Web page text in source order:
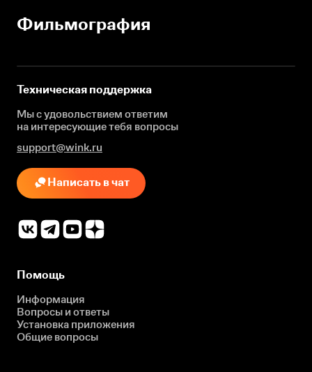
Фильмография
Техническая поддержка
Мы с удовольствием ответим
на интересующиетебя вопросы
support@wink.ru
Написать в чат
Помощь
Информация
Вопросы и ответы
Установка приложения
Общие вопросы